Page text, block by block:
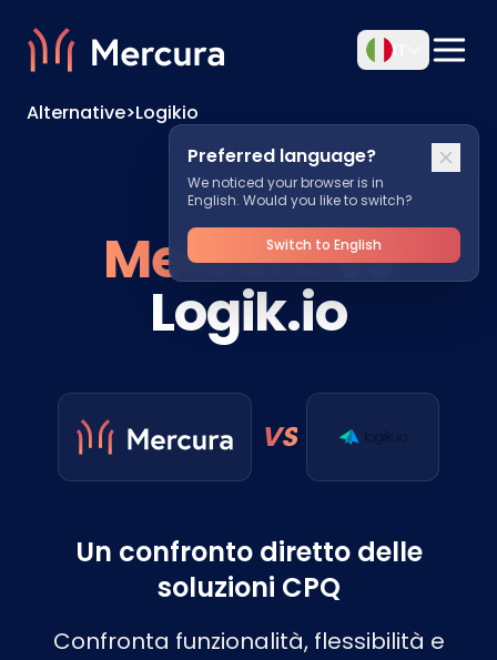
Preferred language?
We noticed your browser is in
English. Would you like to switch?
Switch to English
Alternative>Logikio
Mercuravs
Logik.io
VS
Un confronto diretto delle
soluzioni CPQ
Confronta funzionalità, flessibilità e